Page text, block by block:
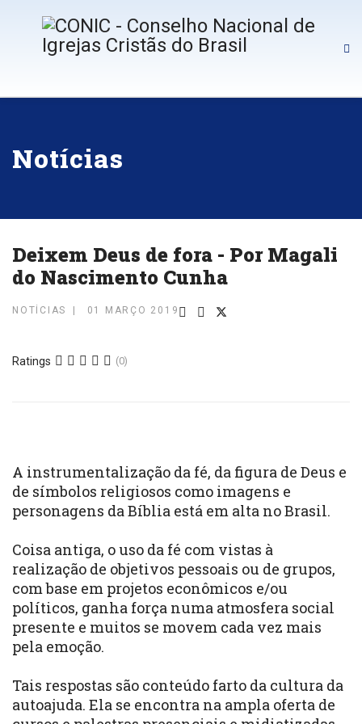
Notícias
Deixem Deus de fora - Por Magali
do Nascimento Cunha
NOTÍCIAS 01 MARÇO 2019
Ratings (0)
A instrumentalização da fé, da figura de Deus e
de símbolos religiosos como imagens e
personagens da Bíblia está em alta no Brasil.
Coisa antiga, o uso da fé com vistas à
realização de objetivos pessoais ou de grupos,
com base em projetos econômicos e/ou
políticos, ganha força numa atmosfera social
presente e muitos se movem cada vez mais
pela emoção.
Tais respostas são conteúdo farto da cultura da
autoajuda. Ela se encontra na ampla oferta de